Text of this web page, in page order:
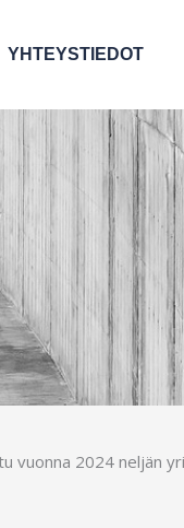
YHTEYSTIEDOT
vuonna 2024 neljän